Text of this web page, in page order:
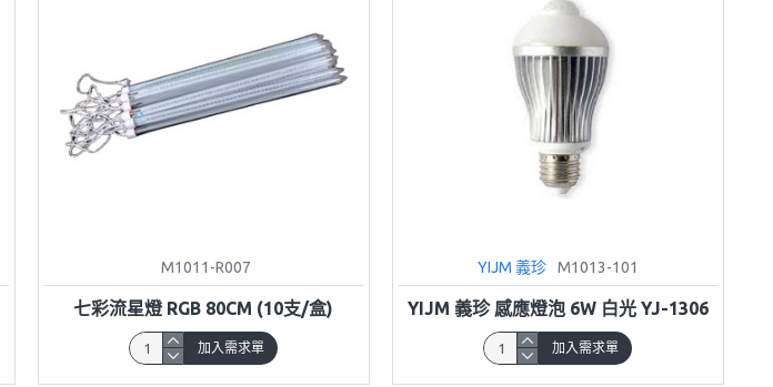
M1011-R007
七彩流星燈 RGB 80CM (10支/盒)
加入需求單
YIJM 義珍 M1013-101
YIJM 義珍 感應燈泡 6W 白光 YJ-1306
加入需求單